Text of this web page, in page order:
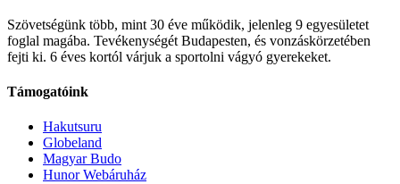
Szövetségünk több, mint 30 éve működik, jelenleg 9 egyesületet
foglal magába. Tevékenységét Budapesten, és vonzáskörzetében
fejti ki. 6 éves kortól várjuk a sportolni vágyó gyerekeket.
Támogatóink
Hakutsuru
Globeland
Magyar Budo
Hunor Webáruház